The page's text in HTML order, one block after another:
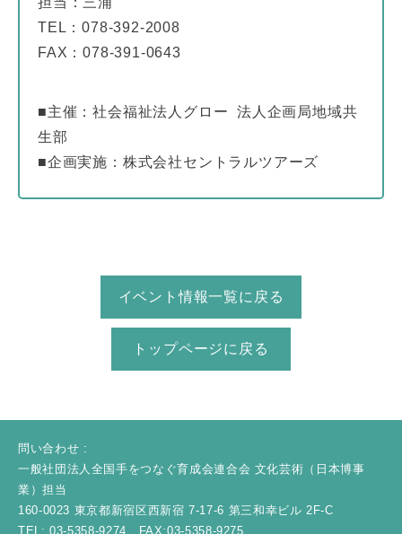
TEL：078-392-2008
FAX：078-391-0643
■主催：社会福祉法人グロー 法人企画局地域共
生部
■企画実施：株式会社セントラルツアーズ
イベント情報一覧に戻る
トップページに戻る
問い合わせ :
一般社団法人全国手をつなぐ育成会連合会 文化芸術（日本博事
業）担当
160-0023 東京都新宿区西新宿 7-17-6 第三和幸ビル 2F-C
TEL: 03-5358-9274 FAX:03-5358-9275